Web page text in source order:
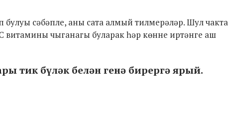
булуы сәбәпле, аны сата алмый тилмерәләр. Шул чакта
витамины чыганагы буларак һәр көнне иртәнге аш
тик бүләк белән генә бирергә ярый.